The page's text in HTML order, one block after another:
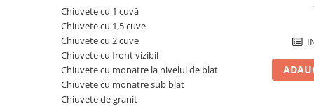
Paravane de cada
Baterii de baie
Seturi baterii
Baterii lavoar
Baterii bideu
Protecție pentru lemn și piatră
Vopsele pentru marcaje forestiere,
rutiere și industriale
Hidroizolații/Terase și Acoperișuri
Tehnici decorative Jeger
Microciment
Cornise tavan
Chiuvete cu 1 cuvă
Chiuvete cu 1,5 cuve
Chiuvete cu 2 cuve
Chiuvete cu front vizibil
Chiuvete cu monatre la nivelul de blat
Chiuvete cu monatre sub blat
Chiuvete de granit